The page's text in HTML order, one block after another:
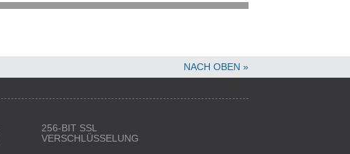
NACH OBEN »
256-BIT SSL
VERSCHLÜSSELUNG